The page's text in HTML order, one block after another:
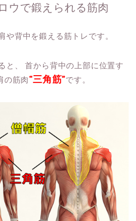
ウで鍛えられる筋肉
や背中を鍛える筋トレです。
と、
首から背中の上部に位置す
の筋肉“三角筋”です。